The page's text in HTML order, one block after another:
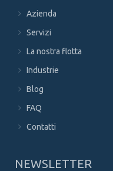
Azienda
Servizi
La nostra flotta
Industrie
Blog
FAQ
Contatti
NEWSLETTER